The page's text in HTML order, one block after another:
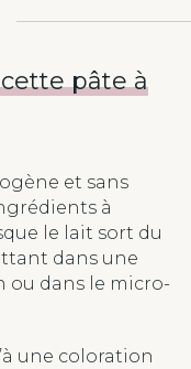
pâte à
et sans
à
le lait sort du
dans une
ou dans le micro-
une coloration